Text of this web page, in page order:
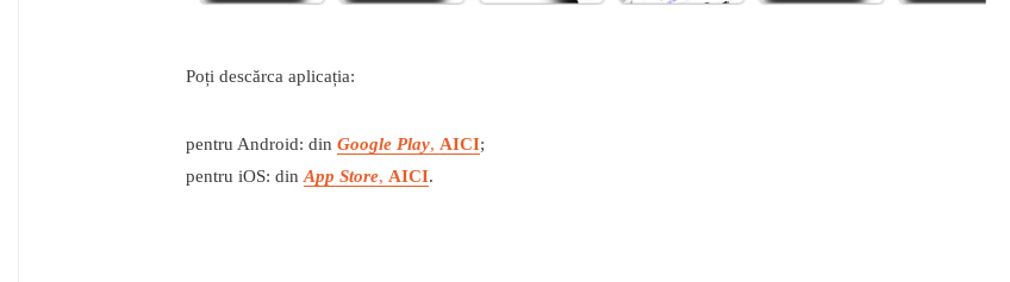
Poți descărca aplicația:
pentru Android: din Google Play, AICI;
pentru iOS: din App Store, AICI.